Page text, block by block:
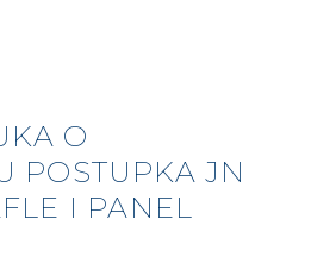
O
POSTUPKA JN
I PANEL